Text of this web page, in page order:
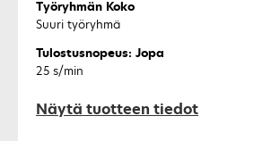
Työryhmän Koko
Suuri työryhmä
Tulostusnopeus: Jopa
25 s/min
Näytä tuotteen tiedot